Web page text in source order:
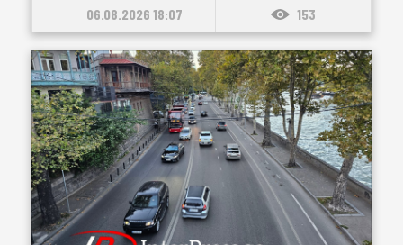
06.08.2026 18:07 153